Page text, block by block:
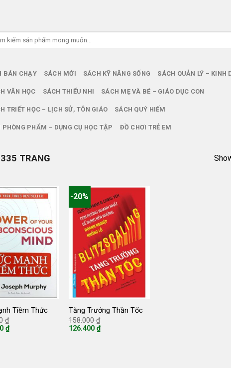
BÁN CHẠY SÁCH MỚI SÁCH KỸ NĂNG SỐNG SÁCH QUẢN LÝ – KINH
VĂN HỌC SÁCH THIẾU NHI SÁCH MẸ VÀ BÉ – GIÁO DỤC CON
TRIẾT HỌC – LỊCH SỬ, TÔN GIÁO SÁCH QUÝ HIẾM
PHÒNG PHẨM – DỤNG CỤ HỌC TẬP ĐỒ CHƠI TRẺ EM
335 TRANG
Tiềm Thức
₫
₫
-20%
Tăng Trưởng Thần Tốc
158.000₫
126.400 ₫